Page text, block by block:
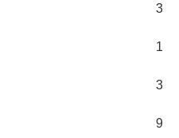
3
1
3
9